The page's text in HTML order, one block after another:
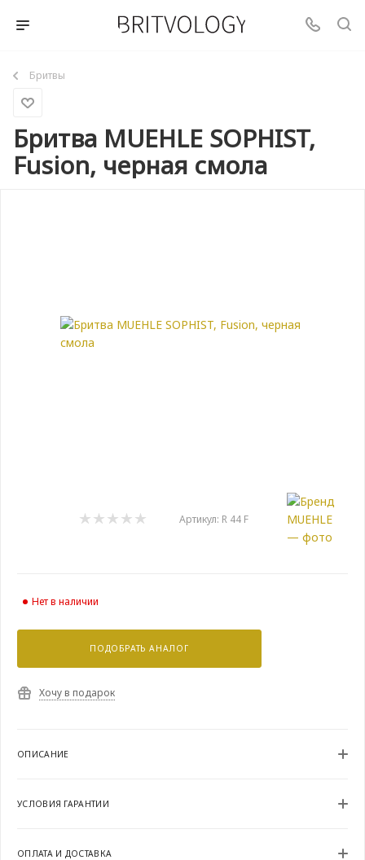
Бритвы
Бритва MUEHLE SOPHIST,
Fusion, черная смола
Артикул: R 44 F
Нет в наличии
ПОДОБРАТЬ АНАЛОГ
Хочу в подарок
ОПИСАНИЕ
УСЛОВИЯ ГАРАНТИИ
ОПЛАТА И ДОСТАВКА